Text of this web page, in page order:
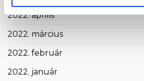
2022. április
2022. március
2022. február
2022. január